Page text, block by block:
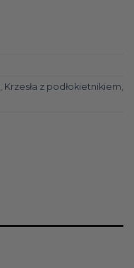
, Krzesła z podłokietnikiem,